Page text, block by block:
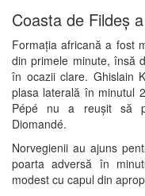
Coasta de Fildeș
Formația africană a fost
din primele minute, însă
în ocazii clare. Ghislain
plasa laterală în minutul
Pépé nu a reușit să
Diomandé.
Norvegienii au ajuns
poarta adversă în
modest cu capul din